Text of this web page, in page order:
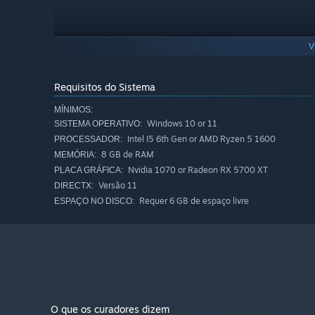
you from just beyond your vision. The environment is
Requisitos do Sistema
MÍNIMOS:
SISTEMA OPERATIVO: Windows 10 or 11
PROCESSADOR: Intel I5 6th Gen or AMD Ryzen 5 1600
MEMÓRIA: 8 GB de RAM
PLACA GRÁFICA: Nvidia 1070 or Radeon RX 5700 XT
DIRECTX: Versão 11
ESPAÇO NO DISCO: Requer 6 GB de espaço livre
O que os curadores dizem